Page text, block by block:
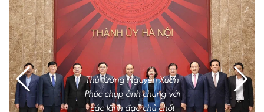
Thủ tướng Nguyễn Xuân
Phúc chụp ảnh chung với
các lãnh đạo chủ chốt